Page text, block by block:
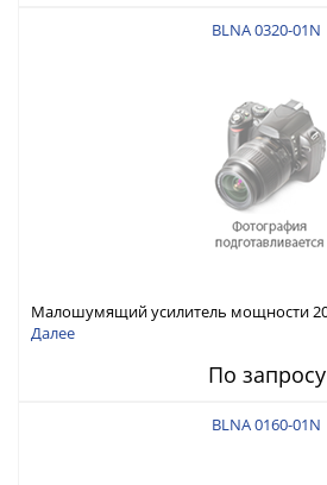
BLNA 0320-01N
Малошумящий усилитель мощности
дБ, Pмакс. вых=8 дБм (P1дБ)
Далее
По запросу
BLNA 0160-01N